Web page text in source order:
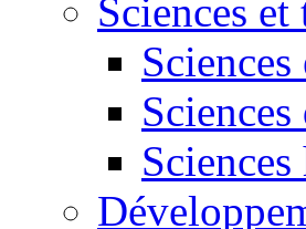
Sciences